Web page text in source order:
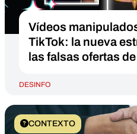
Vídeos
TikTok: la nueva
las falsas ofertas
DESINFO
CONTEXTO